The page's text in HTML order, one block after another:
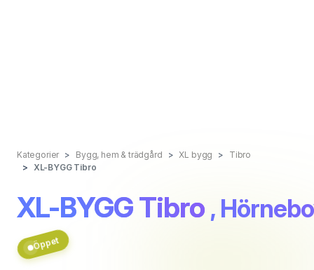
Kategorier Bygg, hem & trädgård XL bygg
Tibro
XL-BYGG Tibro
XL-BYGG Tibro ,
Öppet